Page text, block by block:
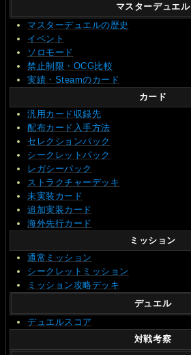
マスターデュエル
マスターデュエルの歴史
イベント
ソロモード
禁止制限・OCG比較
実績・Steamのカード
カード
汎用カード収録先
配布カード入手方法
セレクションパック
シークレットパック
レガシーパック
ストラクチャーデッキ
未実装カード
追加実装カード
海外先行カード
ミッション
通常ミッション
シークレットミッション
ミッション攻略デッキ
デュエル
デュエルスコア
対戦考察